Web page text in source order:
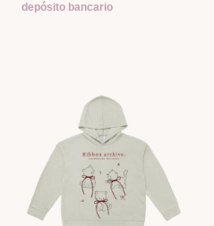
depósito bancario